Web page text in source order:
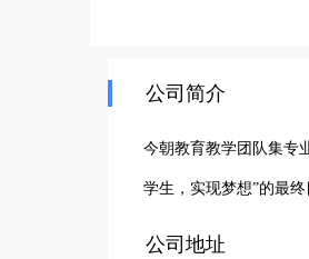
公司简介
今朝教育教学团队集专
学生，实现梦想”的最终
公司地址